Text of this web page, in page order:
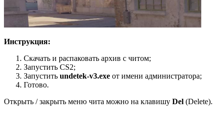
Инструкция:
Скачать и распаковать архив с читом;
Запустить CS2;
Запустить undetek-v3.exe от имени администратора;
Готово.
Открыть / закрыть меню чита можно на клавишу Del (Delete).